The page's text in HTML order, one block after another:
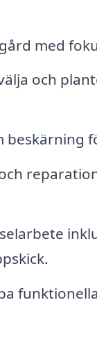
med
och
beskärning